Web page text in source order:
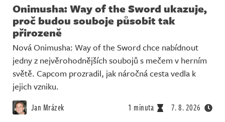
Onimusha: Way of the Sword ukazuje,
proč budou souboje působit tak
přirozeně
Nová Onimusha: Way of the Sword chce nabídnout
jedny z nejvěrohodnějších soubojů s mečem v herním
světě. Capcom prozradil, jak náročná cesta vedla k
jejich vzniku.
Jan Mrázek 1 minuta 7. 8. 2026